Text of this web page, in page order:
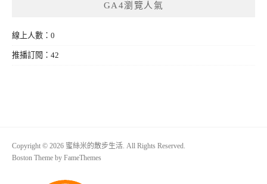
GA4瀏覽人氣
線上人數：0
推播訂閱：42
Copyright © 2026 蜜絲米的散步生活. All Rights Reserved.
Boston Theme by FameThemes